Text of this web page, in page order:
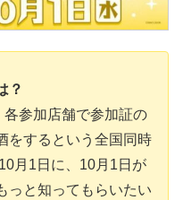
？
参加店舗で参加証の
をするという全国同時
月1日に、10月1日が
っと知ってもらいたい